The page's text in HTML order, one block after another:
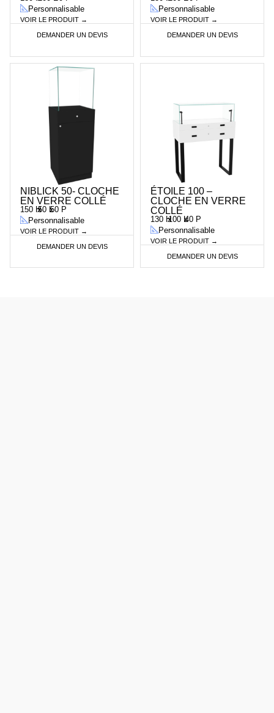
Personnalisable
VOIR LE PRODUIT →
DEMANDER UN DEVIS
Personnalisable
VOIR LE PRODUIT →
DEMANDER UN DEVIS
NIBLICK 50- CLOCHE
EN VERRE COLLÉ
150 H
x
50 Lx
50 P
Personnalisable
VOIR LE PRODUIT →
DEMANDER UN DEVIS
ÉTOILE 100 –
CLOCHE EN VERRE
COLLÉ
130 H
x100 Lx
40 P
Personnalisable
VOIR LE PRODUIT →
DEMANDER UN DEVIS